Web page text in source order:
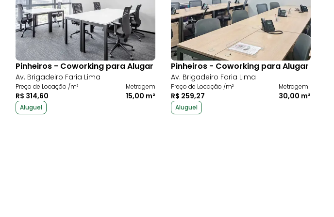
Pinheiros - Coworking para Alugar
Av. Brigadeiro Faria Lima
Preço de Locação /m²
R$ 314,60
Metragem
15,00 m²
Aluguel
Pinheiros - Coworking para Alugar
Av. Brigadeiro Faria Lima
Preço de Locação /m²
R$ 259,27
Metragem
30,00 m²
Aluguel